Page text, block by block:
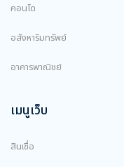
คอนโด
อสังหาริมทรัพย์
อาคารพาณิชย์
เมนูเว็บ
สินเชื่อ